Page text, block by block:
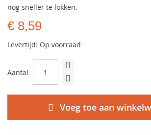
nog sneller te lokken.
€ 8,59
Levertijd: Op voorraad
Aantal
Voeg toe aan